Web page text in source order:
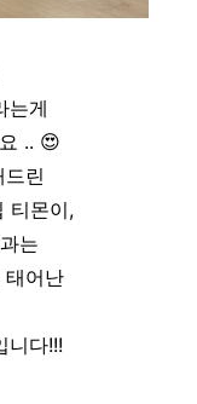
는게
.. 😍
린
티몬이,
는
태어난
니다!!!